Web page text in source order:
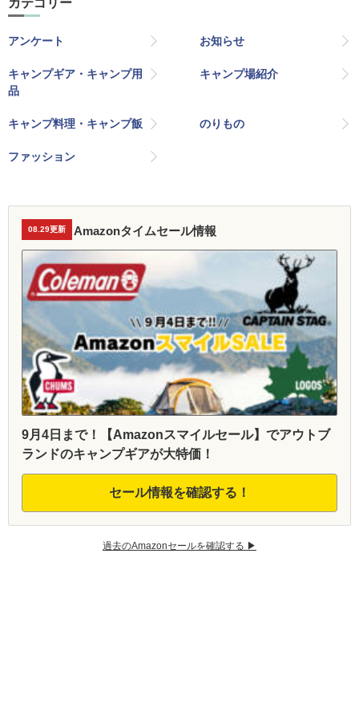
アンケート お知らせ
キャンプギア・キャンプ用
品
キャンプ場紹介
キャンプ料理・キャンプ飯 のりもの
ファッション
08.29更新 Amazonタイムセール情報
9月4日まで！【Amazonスマイルセール】でアウトブ
ランドのキャンプギアが大特価！
セール情報を確認する！
過去のAmazonセールを確認する ▶︎